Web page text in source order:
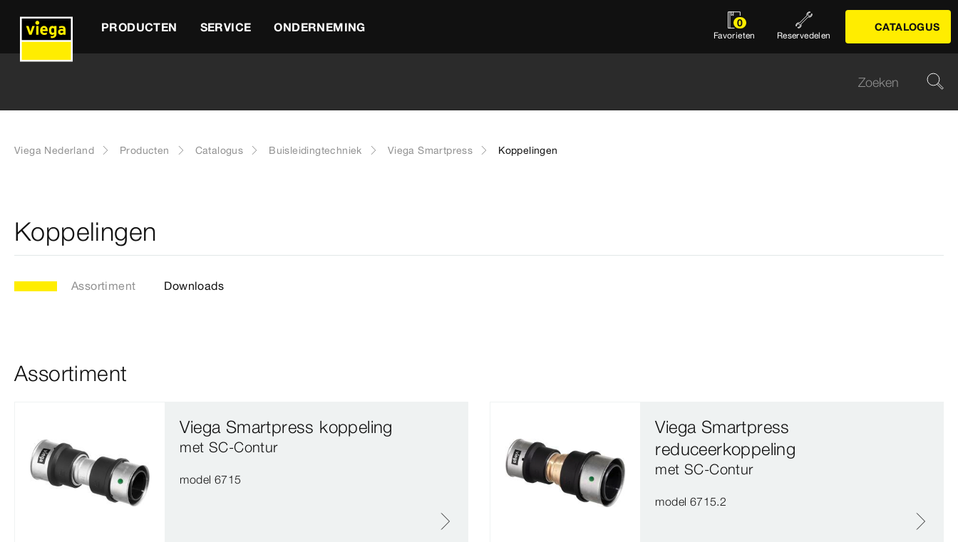
PRODUCTEN SERVICE ONDERNEMING 0
Favorieten Reservedelen
CATALOGUS
Viega Nederland Producten Catalogus Buisleidingtechniek Viega Smartpress Koppelingen
Koppelingen
Assortiment Downloads
Assortiment
Viega Smartpress koppeling
met SC‑Contur
model 6715
Viega Smartpress
reduceerkoppeling
met SC‑Contur
model 6715.2